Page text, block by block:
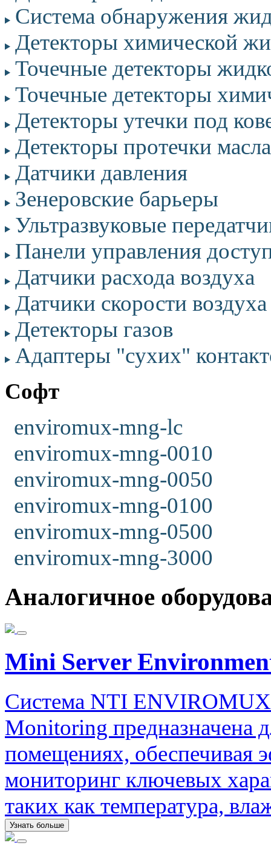
Система обнаружения
Детекторы химической
Точечные детекторы
Точечные детекторы
Детекторы утечки под
Детекторы протечки
Датчики давления
Зенеровские барьеры
Ультразвуковые
Панели управления
Датчики расхода воздуха
Датчики скорости воздуха
Детекторы газов
Адаптеры "сухих"
Софт
enviromux-mng-lc
enviromux-mng-0010
enviromux-mng-0050
enviromux-mng-0100
enviromux-mng-0500
enviromux-mng-3000
Аналогичное
Mini Server
Система NTI
Monitoring предназначена
помещениях, обеспечивая
мониторинг ключевых
таких как температура,
Узнать больше